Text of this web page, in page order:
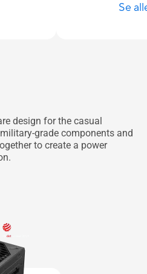
Se
design for the casual
grade components and
to create a power